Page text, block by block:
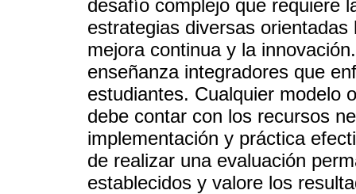
desafío complejo que requiere
estrategias diversas
mejora continua y la
enseñanza integradores que
estudiantes. Cualquier modelo
debe contar con los recursos
implementación y práctica
de realizar una evaluación
establecidos y valore los